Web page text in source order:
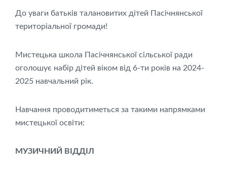
До уваги батьків талановитих дітей Пасічнянської
територіальної громади!
Мистецька школа Пасічнянської сільської ради
оголошує набір дітей віком від 6-ти років на 2024-
2025 навчальний рік.
Навчання проводитиметься за такими напрямками
мистецької освіти:
МУЗИЧНИЙ ВІДДІЛ